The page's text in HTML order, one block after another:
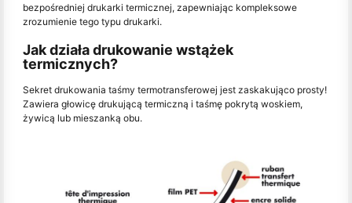
bezpośredniej drukarki termicznej, zapewniając kompleksowe
zrozumienie tego typu drukarki.
Jak działa drukowanie wstążek
termicznych?
Sekret drukowania taśmy termotransferowej jest zaskakująco prosty!
Zawiera głowicę drukującą termiczną i taśmę pokrytą woskiem,
żywicą lub mieszanką obu.